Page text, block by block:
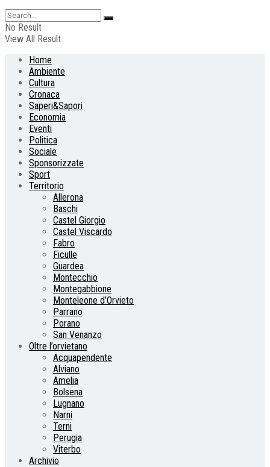
No Result
View All Result
Home
Ambiente
Cultura
Cronaca
Saperi&Sapori
Economia
Eventi
Politica
Sociale
Sponsorizzate
Sport
Territorio
Allerona
Baschi
Castel Giorgio
Castel Viscardo
Fabro
Ficulle
Guardea
Montecchio
Montegabbione
Monteleone d’Orvieto
Parrano
Porano
San Venanzo
Oltre l’orvietano
Acquapendente
Alviano
Amelia
Bolsena
Lugnano
Narni
Terni
Perugia
Viterbo
Archivio